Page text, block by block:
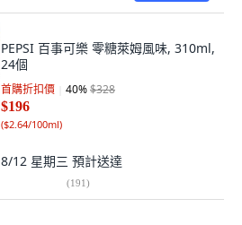
PEPSI 百事可樂 零糖萊姆風味, 310ml,
24個
首購折扣價 40%$328
$196
($2.64/100ml)
8/12 星期三 預計送達
(191)